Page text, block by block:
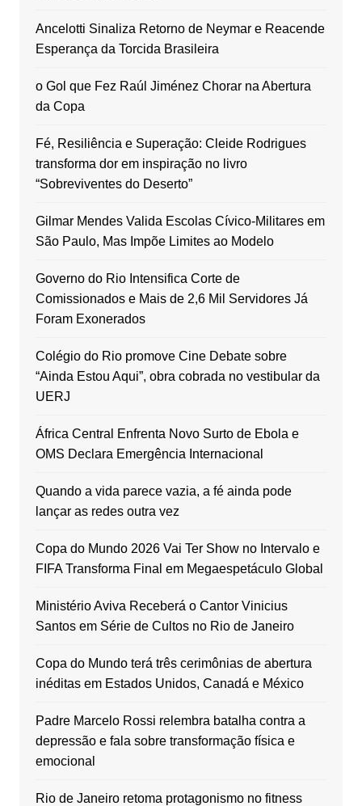
Ancelotti Sinaliza Retorno de Neymar e Reacende
Esperança da Torcida Brasileira
o Gol que Fez Raúl Jiménez Chorar na Abertura
da Copa
Fé, Resiliência e Superação: Cleide Rodrigues
transforma dor em inspiração no livro
“Sobreviventes do Deserto”
Gilmar Mendes Valida Escolas Cívico-Militares em
São Paulo, Mas Impõe Limites ao Modelo
Governo do Rio Intensifica Corte de
Comissionados e Mais de 2,6 Mil Servidores Já
Foram Exonerados
Colégio do Rio promove Cine Debate sobre
“Ainda Estou Aqui”, obra cobrada no vestibular da
UERJ
África Central Enfrenta Novo Surto de Ebola e
OMS Declara Emergência Internacional
Quando a vida parece vazia, a fé ainda pode
lançar as redes outra vez
Copa do Mundo 2026 Vai Ter Show no Intervalo e
FIFA Transforma Final em Megaespetáculo Global
Ministério Aviva Receberá o Cantor Vinicius
Santos em Série de Cultos no Rio de Janeiro
Copa do Mundo terá três cerimônias de abertura
inéditas em Estados Unidos, Canadá e México
Padre Marcelo Rossi relembra batalha contra a
depressão e fala sobre transformação física e
emocional
Rio de Janeiro retoma protagonismo no fitness